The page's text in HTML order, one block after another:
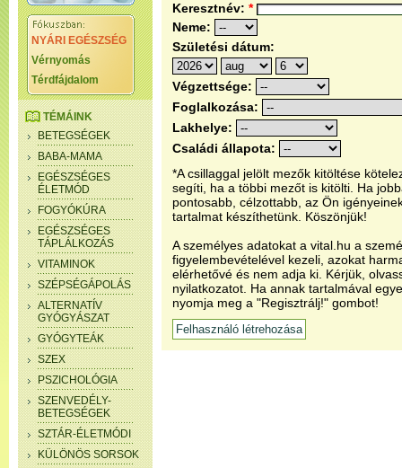
NYÁRI EGÉSZSÉG
Vérnyomás
Térdfájdalom
TÉMÁINK
BETEGSÉGEK
BABA-MAMA
EGÉSZSÉGES
ÉLETMÓD
FOGYÓKÚRA
EGÉSZSÉGES
TÁPLÁLKOZÁS
VITAMINOK
SZÉPSÉGÁPOLÁS
ALTERNATÍV
GYÓGYÁSZAT
GYÓGYTEÁK
SZEX
PSZICHOLÓGIA
SZENVEDÉLY-
BETEGSÉGEK
SZTÁR-ÉLETMÓDI
KÜLÖNÖS SORSOK
Keresztnév: *
Neme:
Születési dátum:
Végzettsége:
Foglalkozása:
Lakhelye:
Családi állapota:
*A csillaggal jelölt mezők kitöltése
segíti, ha a többi mezőt is kitölti. Ha
pontosabb, célzottabb, az Ön
tartalmat készíthetünk. Köszönjük!
A személyes adatokat a vital.hu a
figyelembevételével kezeli, azokat
elérhetővé és nem adja ki. Kérjük,
nyilatkozatot. Ha annak tartalmával
nyomja meg a "Regisztrálj!" gombot!